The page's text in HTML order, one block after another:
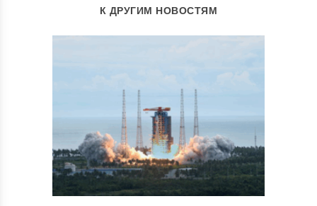
К ДРУГИМ НОВОСТЯМ